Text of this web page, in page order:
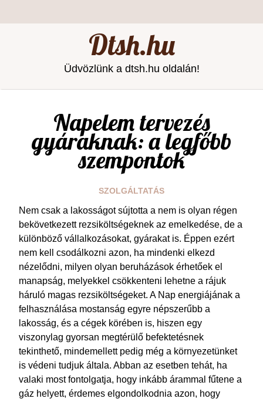
Dtsh.hu
Üdvözlünk a dtsh.hu oldalán!
Napelem tervezés
gyáraknak: a legfőbb
szempontok
SZOLGÁLTATÁS
Nem csak a lakosságot sújtotta a nem is olyan régen
bekövetkezett rezsiköltségeknek az emelkedése, de a
különböző vállalkozásokat, gyárakat is. Éppen ezért
nem kell csodálkozni azon, ha mindenki elkezd
nézelődni, milyen olyan beruházások érhetőek el
manapság, melyekkel csökkenteni lehetne a rájuk
háruló magas rezsiköltségeket. A Nap energiájának a
felhasználása mostanság egyre népszerűbb a
lakosság, és a cégek körében is, hiszen egy
viszonylag gyorsan megtérülő befektetésnek
tekinthető, mindemellett pedig még a környezetünket
is védeni tudjuk általa. Abban az esetben tehát, ha
valaki most fontolgatja, hogy inkább árammal fűtene a
gáz helyett, érdemes elgondolkodnia azon, hogy